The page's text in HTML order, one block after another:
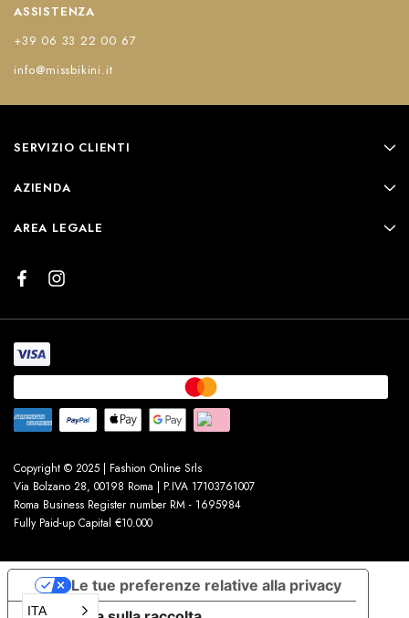
ASSISTENZA
+39 06 33 22 00 67
info@missbikini.it
SERVIZIO CLIENTI
AZIENDA
AREA LEGALE
Copyright © 2025 | Fashion Online Srls
Via Bolzano 28, 00198 Roma | P.IVA 17103761007
Roma Business Register number RM - 1695984
Fully Paid-up Capital €10.000
Le tue preferenze relative alla privacy
ITA